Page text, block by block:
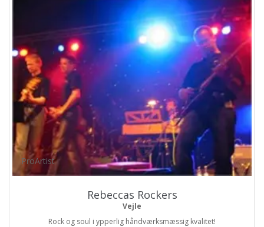
ProArtist
Rebeccas Rockers
Vejle
Rock og soul i ypperlig håndværksmæssig kvalitet!